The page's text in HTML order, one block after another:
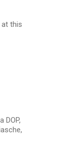
this
DOP,